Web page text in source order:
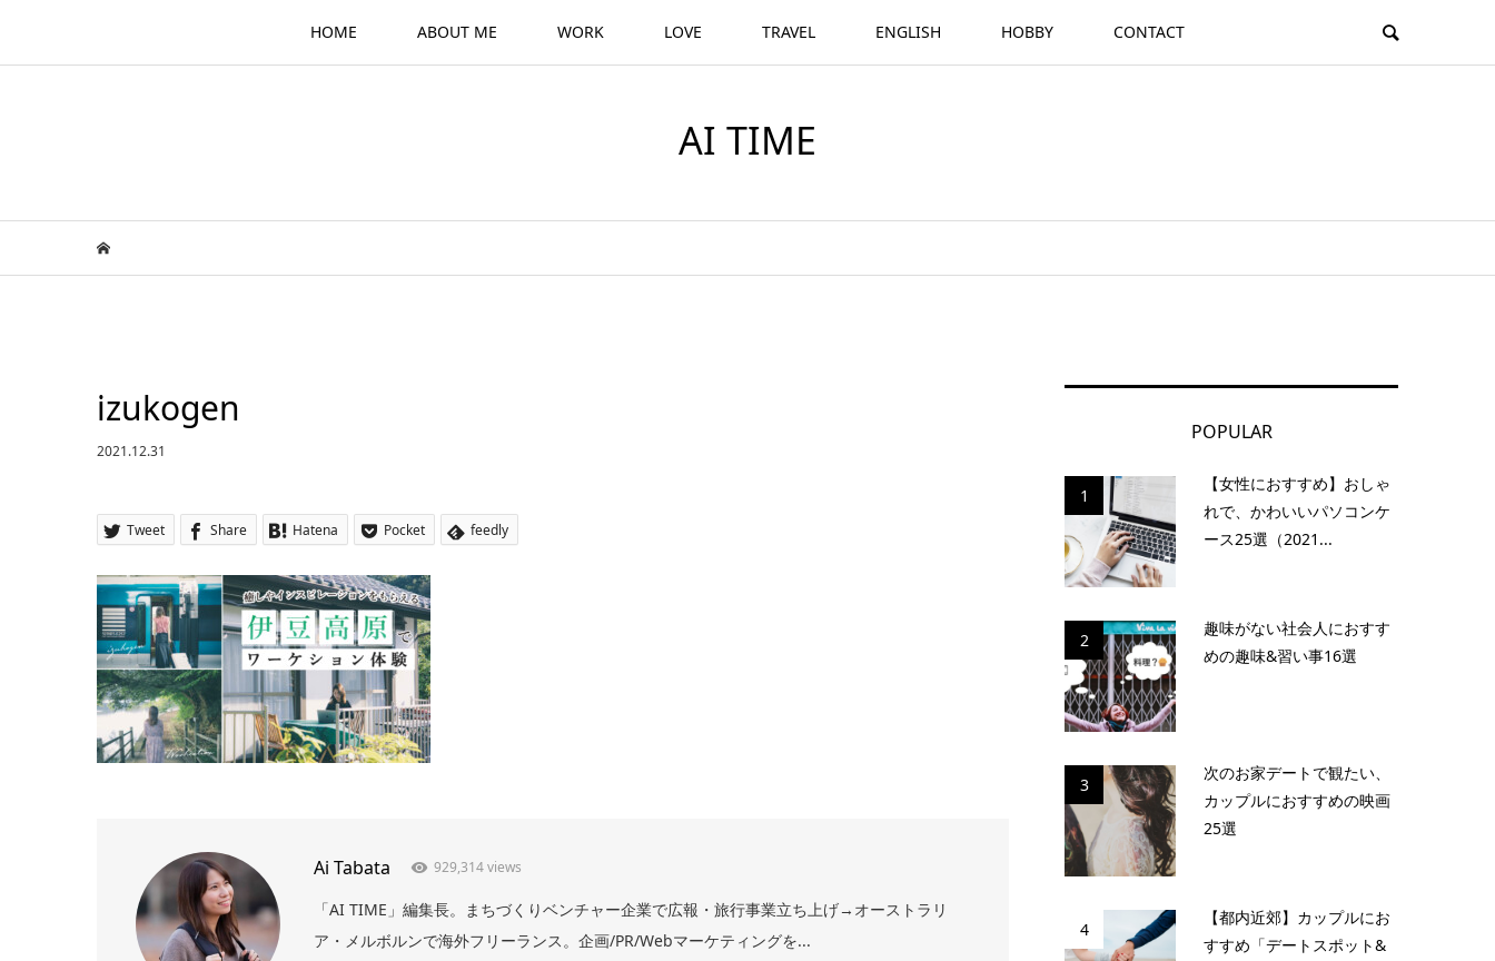
HOME ABOUT ME WORK LOVE TRAVEL ENGLISH HOBBY CONTACT
AI TIME
izukogen
2021.12.31
Tweet Share Hatena Pocket feedly
Ai Tabata 929,314 views
「AI TIME」編集長。まちづくりベンチャー企業で広報・旅行事業立ち上げ→オーストラリ
ア・メルボルンで海外フリーランス。企画/PR/Webマーケティングを...
POPULAR
1
【女性におすすめ】おしゃ
れで、かわいいパソコンケ
ース25選（2021...
2
趣味がない社会人におすす
めの趣味&習い事16選
3
次のお家デートで観たい、
カップルにおすすめの映画
25選
4
【都内近郊】カップルにお
すすめ「デートスポット&